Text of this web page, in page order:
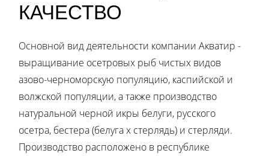
КАЧЕСТВО
Основной вид деятельности компании Акватир -
выращивание осетровых рыб чистых видов
азово-черноморскую популяцию, каспийской и
волжской популяции, а также производство
натуральной черной икры белуги, русского
осетра, бестера (белуга х стерлядь) и стерляди.
Производство расположено в республике